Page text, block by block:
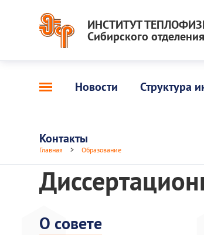
ИНСТИТУТ
Сибирского
Новости Структура
Контакты
Главная > Образование
О совете